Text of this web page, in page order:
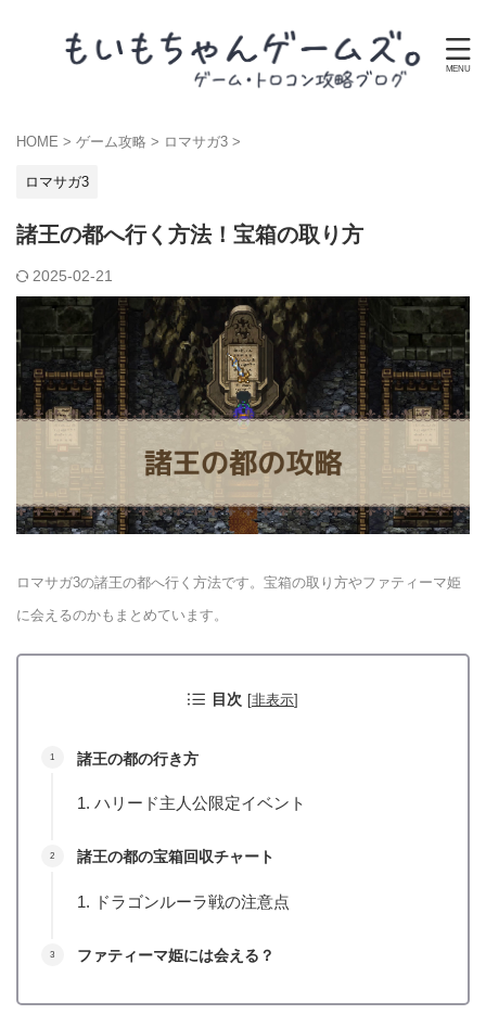
HOME > ゲーム攻略 > ロマサガ3 >
ロマサガ3
諸王の都へ行く方法！宝箱の取り方
2025-02-21
ロマサガ3の諸王の都へ行く方法です。宝箱の取り方やファティーマ姫
に会えるのかもまとめています。
目次 [非表示]
諸王の都の行き方
ハリード主人公限定イベント
諸王の都の宝箱回収チャート
ドラゴンルーラ戦の注意点
ファティーマ姫には会える？